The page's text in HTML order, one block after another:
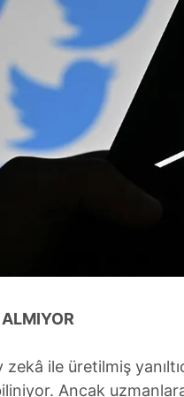
uygun olarak kullanılan
ile üretilmiş
Ancak